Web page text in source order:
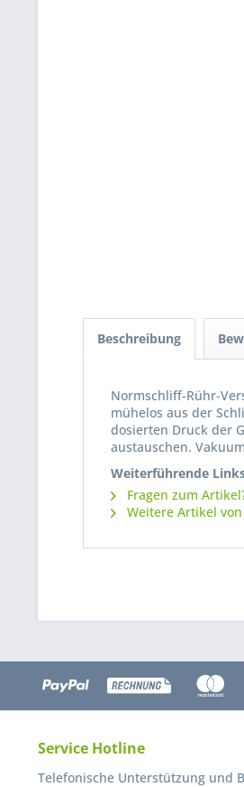
Beschreibung
Normschliff-Rühr-
mühelos aus der
dosierten Druck der
austauschen.
Weiterführende
Fragen zum
Weitere Artikel
Service Hotline
Telefonische Unterstützung und